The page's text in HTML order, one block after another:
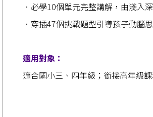
．必學10個單元完整講解，由淺入
． 穿插47個挑戰題型引導孩子動腦
適用對象：
適合國小三、四年級；銜接高年級